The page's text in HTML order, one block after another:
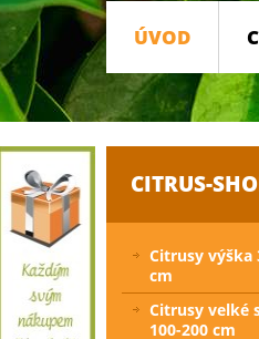
ÚVOD
CITRUS-
Citrusy výška
cm
Citrusy velké
100-200 cm